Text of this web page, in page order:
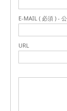
E-MAIL ( 必須 ) -
URL